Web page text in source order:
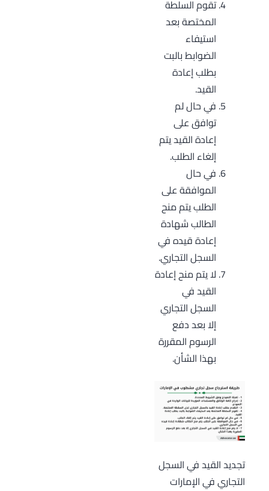
تقوم السلطة
المختصة بعد
استيفاء
الضوابط بالبت
بطلب إعادة
القيد.
في حال لم
توافق على
إعادة القيد يتم
إلغاء الطلب.
في حال
الموافقة على
الطلب يتم منح
الطالب شهادة
إعادة قيده في
السجل التجاري.
لا يتم منح إعادة
القيد في
السجل التجاري
إلا بعد دفع
الرسوم المقررة
بهذا الشأن.
تجديد القيد في السجل
التجاري في الإمارات